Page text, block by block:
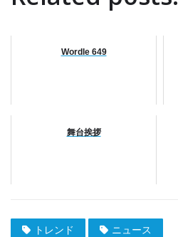
Wordle 649
舞台挨拶
トレンド ニュース